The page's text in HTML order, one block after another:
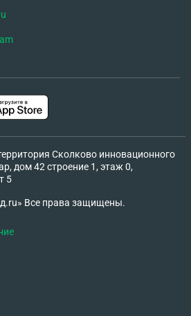
Сколково инновационного
дом 42 строение 1, этаж 0,
5
Все права защищены.